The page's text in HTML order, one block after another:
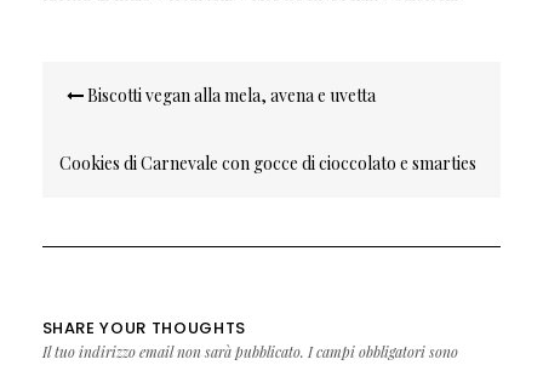
Navigazione
Biscotti vegan alla mela, avena e uvetta
Cookies di Carnevale con gocce di cioccolato e smarties
SHARE YOUR THOUGHTS
Il tuo indirizzo email non sarà pubblicato. I campi obbligatori sono